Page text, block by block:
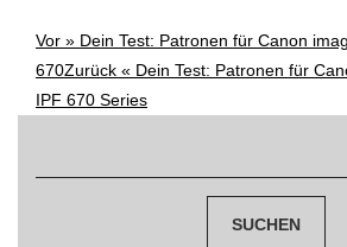
Post
navigation
Vor » Dein Test: Patronen für Canon
670Zurück « Dein Test: Patronen für
IPF 670 Series